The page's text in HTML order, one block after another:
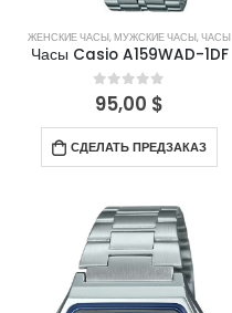
ЖЕНСКИЕ ЧАСЫ,МУЖСКИЕ ЧАСЫ,ЧАСЫ
Часы Casio A159WAD-1DF
0out of 5
95,00 $
СДЕЛАТЬ ПРЕДЗАКАЗ